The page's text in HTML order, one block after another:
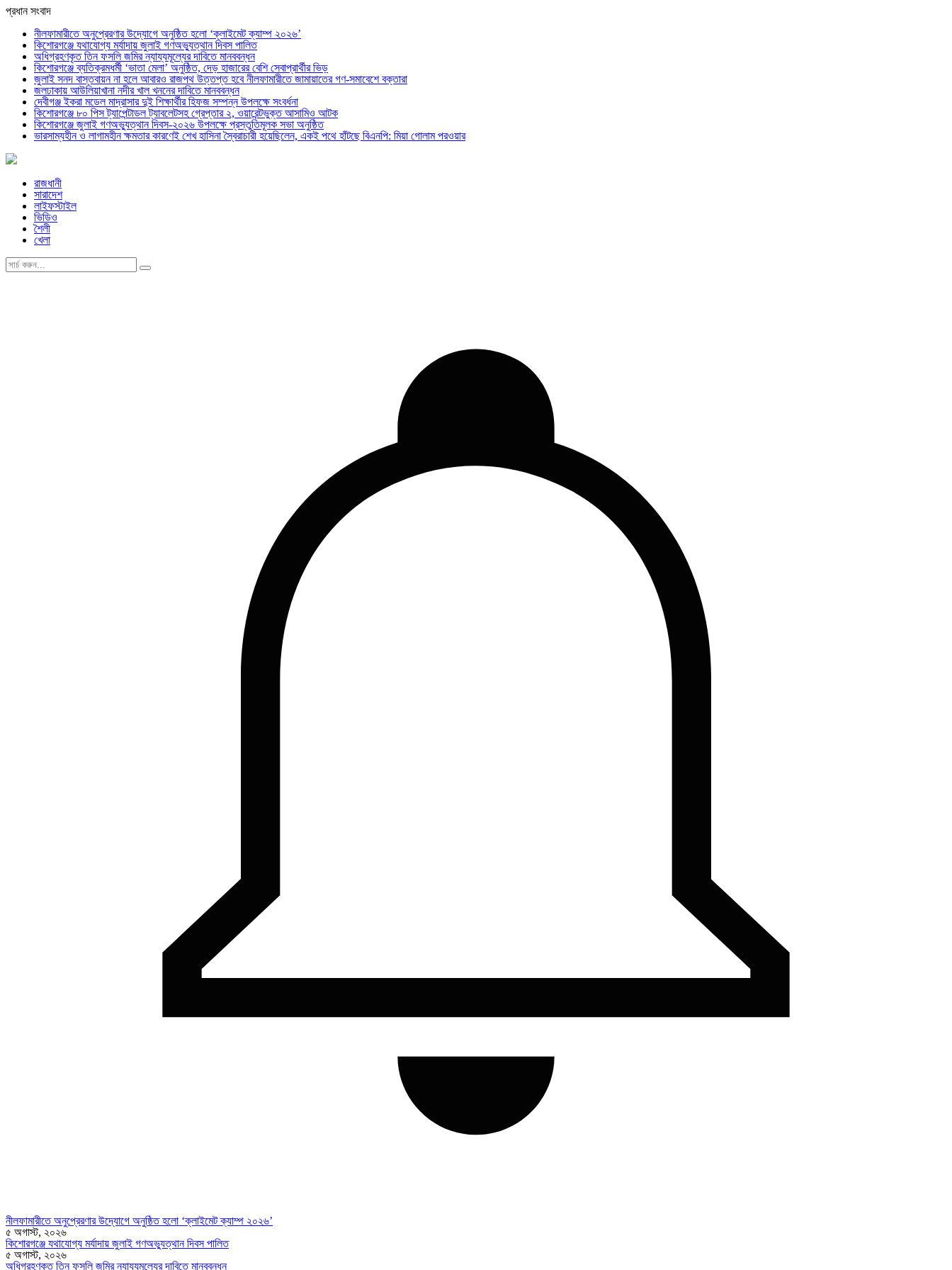
প্রধান সংবাদ
নীলফামারীতে অনুপ্রেরণার উদ্যোগে অনুষ্ঠিত হলো ‘ক্লাইমেট ক্যাম্প ২০২৬’
কিশোরগঞ্জে যথাযোগ্য মর্যাদায় জুলাই গণঅভ্যুত্থান দিবস পালিত
অধিগ্রহণকৃত তিন ফসলি জমির ন্যায্যমূল্যের দাবিতে মানববন্ধন
কিশোরগঞ্জে ব্যতিক্রমধর্মী ‘ভাতা মেলা’ অনুষ্ঠিত, দেড় হাজারের বেশি সেবাপ্রার্থীর ভিড়
জুলাই সনদ বাস্তবায়ন না হলে আবারও রাজপথ উত্তপ্ত হবে নীলফামারীতে জামায়াতের গণ-সমাবেশে বক্তারা
জলঢাকায় আউলিয়াখানা নদীর খাল খননের দাবিতে মানববন্ধন
দেবীগঞ্জ ইকরা মডেল মাদ্রাসার দুই শিক্ষার্থীর হিফজ সম্পন্ন উপলক্ষে সংবর্ধনা
কিশোরগঞ্জে ৮০ পিস ট্যাপেন্টাডল ট্যাবলেটসহ গ্রেপ্তার ২, ওয়ারেন্টভুক্ত আসামিও আটক
কিশোরগঞ্জে জুলাই গণঅভ্যুত্থান দিবস-২০২৬ উপলক্ষে প্রস্তুতিমূলক সভা অনুষ্ঠিত
ভারসাম্যহীন ও লাগামহীন ক্ষমতার কারণেই শেখ হাসিনা স্বৈরাচারী হয়েছিলেন, একই পথে হাঁটছে বিএনপি: মিয়া গোলাম পরওয়ার
রাজধানী
সারাদেশ
লাইফস্টাইল
ভিডিও
শৈলী
খেলা
নীলফামারীতে অনুপ্রেরণার উদ্যোগে অনুষ্ঠিত হলো ‘ক্লাইমেট ক্যাম্প ২০২৬’
৫ অগাস্ট, ২০২৬
কিশোরগঞ্জে যথাযোগ্য মর্যাদায় জুলাই গণঅভ্যুত্থান দিবস পালিত
৫ অগাস্ট, ২০২৬
অধিগ্রহণকৃত তিন ফসলি জমির ন্যায্যমূল্যের দাবিতে মানববন্ধন